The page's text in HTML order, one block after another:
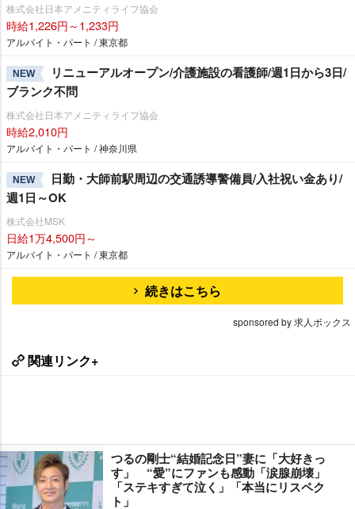
株式会社日本アメニティライフ協会
時給1,226円～1,233円
アルバイト・パート / 東京都
NEW
リニューアルオープン/介護施設の看護師/週1日から3日/
ブランク不問
株式会社日本アメニティライフ協会
時給2,010円
アルバイト・パート / 神奈川県
NEW
日勤・大師前駅周辺の交通誘導警備員/入社祝い金あり/
週1日～OK
株式会社MSK
日給1万4,500円～
アルバイト・パート / 東京都
続きはこちら
sponsored by 求人ボックス
関連リンク+
つるの剛士“結婚記念日”妻に「大好きっ
す」 “愛”にファンも感動「涙腺崩壊」
「ステキすぎて泣く」「本当にリスペク
ト」